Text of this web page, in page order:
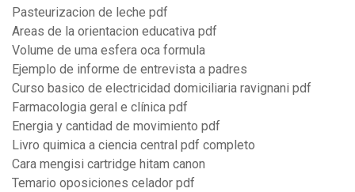
Pasteurizacion de leche pdf
Areas de la orientacion educativa pdf
Volume de uma esfera oca formula
Ejemplo de informe de entrevista a padres
Curso basico de electricidad domiciliaria ravignani pdf
Farmacologia geral e clínica pdf
Energia y cantidad de movimiento pdf
Livro quimica a ciencia central pdf completo
Cara mengisi cartridge hitam canon
Temario oposiciones celador pdf